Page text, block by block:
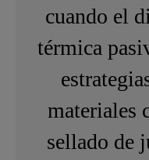
cuando el
térmica
materiales
sellado de